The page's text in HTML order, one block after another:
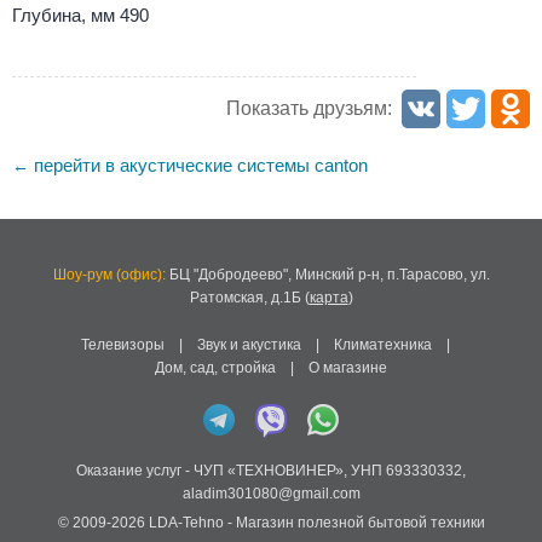
Глубина, мм 490
Показать друзьям:
← перейти в акустические системы canton
Шоу-рум (офис):БЦ "Добродеево", Минский р-н, п.Тарасово, ул.
Ратомская, д.1Б(карта)
Телевизоры Звук и акустика Климатехника
Дом, сад, стройка
О магазине
Оказание услуг - ЧУП «ТЕХНОВИНЕР», УНП 693330332,
aladim301080@gmail.com
© 2009-2026 LDA-Tehno - Магазин полезной бытовой техники